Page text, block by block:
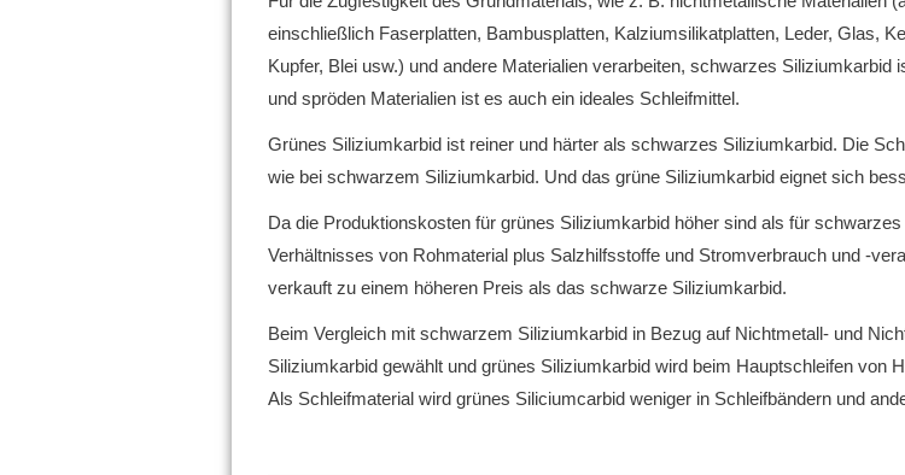
einschließlich Faserplatten, Bambusplatten, Kalziumsilikatplatten, Leder, Glas,
Kupfer, Blei usw.) und andere Materialien verarbeiten, schwarzes Siliziumkarbid
und spröden Materialien ist es auch ein ideales Schleifmittel.
Grünes Siliziumkarbid ist reiner und härter als schwarzes Siliziumkarbid. Die
wie bei schwarzem Siliziumkarbid. Und das grüne Siliziumkarbid eignet sich
Da die Produktionskosten für grünes Siliziumkarbid höher sind als für
Verhältnisses von Rohmaterial plus Salzhilfsstoffe und Stromverbrauch und -
verkauft zu einem höheren Preis als das schwarze Siliziumkarbid.
Beim Vergleich mit schwarzem Siliziumkarbid in Bezug auf Nichtmetall- und
Siliziumkarbid gewählt und grünes Siliziumkarbid wird beim Hauptschleifen von
Als Schleifmaterial wird grünes Siliciumcarbid weniger in Schleifbändern und